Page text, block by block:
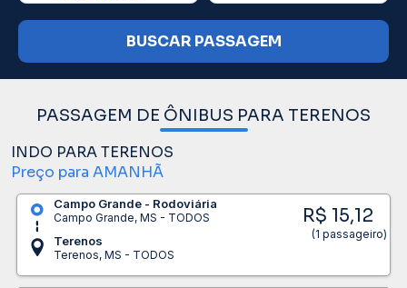
BUSCAR PASSAGEM
PASSAGEM DE ÔNIBUS PARA TERENOS
INDO PARA TERENOS
Preço para AMANHÃ
Campo Grande - Rodoviária
Campo Grande, MS - TODOS
Terenos
Terenos, MS - TODOS
R$ 15,12
(1 passageiro)